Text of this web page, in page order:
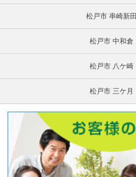
松戸市 串崎新田
松戸市 中和倉
松戸市 八ケ崎
松戸市 三ケ月